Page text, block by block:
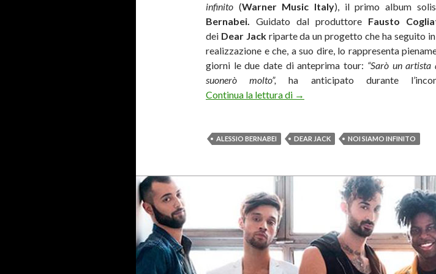
infinito (Warner Music Italy), il primo album
Bernabei. Guidato dal produttore Fausto
dei Dear Jack riparte da un progetto che ha seguito
realizzazione e che, a suo dire, lo rappresenta
giorni le due date di anteprima tour: “Sarò un
suonerò molto”,ha anticipato durante
Continua la lettura di Alessio Bernabei: «Ho ritrovato la
→
ALESSIO BERNABEI DEAR JACK NOI SIAMO INFINITO